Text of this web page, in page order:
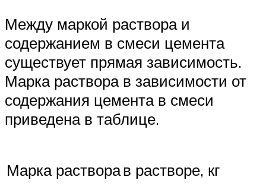
Между маркой раствора и
содержанием в смеси цемента
существует прямая зависимость.
Марка раствора в зависимости от
содержания цемента в смеси
приведена в таблице.
Марка растворав растворе, кг